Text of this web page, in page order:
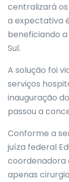
centralizará
a expectativa
beneficiando
Sul.
A solução foi
serviços
inauguração
passou a
Conforme a
juíza federal
coordenadora
apenas